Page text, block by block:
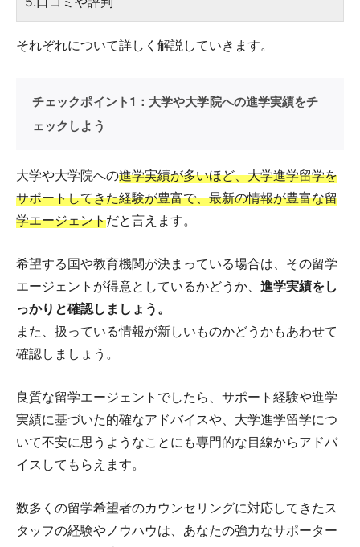
それぞれについて詳しく解説していきます。
チェックポイント1：大学や大学院への進学実績をチ
ェックしよう
大学や大学院への進学実績が多いほど、大学進学留学を
サポートしてきた経験が豊富で、最新の情報が豊富な留
学エージェントだと言えます。
希望する国や教育機関が決まっている場合は、その留学
エージェントが得意としているかどうか、 進学実績をし
っかりと確認しましょう。
また、扱っている情報が新しいものかどうかもあわせて
確認しましょう。
良質な留学エージェントでしたら、サポート経験や進学
実績に基づいた的確なアドバイスや、大学進学留学につ
いて不安に思うようなことにも専門的な目線からアドバ
イスしてもらえます。
数多くの留学希望者のカウンセリングに対応してきたス
タッフの経験やノウハウは、あなたの強力なサポーター